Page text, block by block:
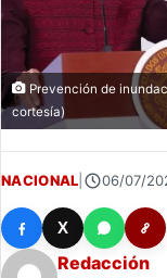
Prevención de
cortesía)
NACIONAL 06/07/
X
Redacción